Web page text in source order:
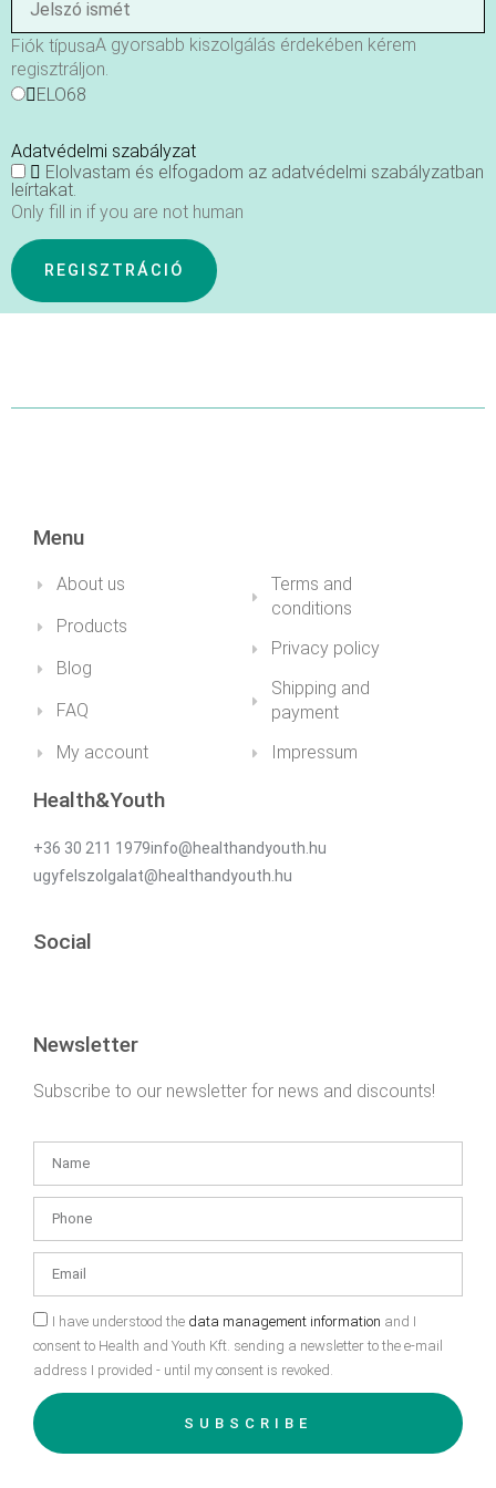
Fiók típusaA gyorsabb kiszolgálás érdekében kérem
regisztráljon.
ELO68
Adatvédelmi szabályzat
Elolvastam és elfogadom az adatvédelmi szabályzatban
leírtakat.
Only fill in if you are not human
Menu
About us
Products
Blog
FAQ
My account
Terms and
conditions
Privacy policy
Shipping and
payment
Impressum
Health&Youth
+36 30 211 1979info@healthandyouth.hu
ugyfelszolgalat@healthandyouth.hu
Social
Newsletter
Subscribe to our newsletter for news and discounts!
I have understood the data management information and I
consent to Health and Youth Kft. sending a newsletter to the e-mail
address I provided - until my consent is revoked.
SUBSCRIBE